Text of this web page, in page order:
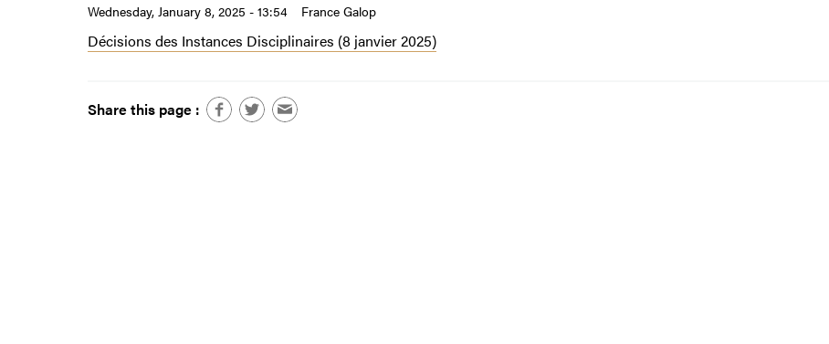
Wednesday, January 8, 2025 - 13:54 France Galop
Décisions des Instances Disciplinaires (8 janvier 2025)
Share this page :